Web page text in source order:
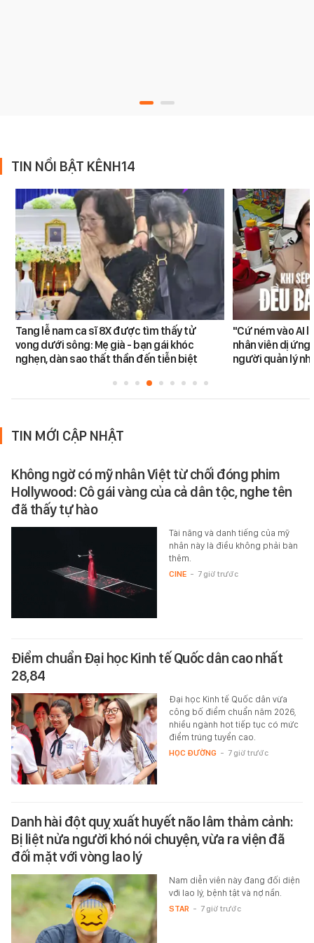
TIN NỔI BẬT KÊNH14
Tang lễ nam ca sĩ 8X được tìm thấy tử
vong dưới sông: Mẹ già - bạn gái khóc
nghẹn, dàn sao thất thần đến tiễn biệt
"Cứ ném vào AI
nhân viên dị ứng
người quản lý
TIN MỚI CẬP NHẬT
Không ngờ có mỹ nhân Việt từ chối đóng phim
Hollywood: Cô gái vàng của cả dân tộc, nghe tên
đã thấy tự hào
Tài năng và danh tiếng của mỹ
nhân này là điều không phải bàn
thêm.
CINE - 7 giờ trước
Điểm chuẩn Đại học Kinh tế Quốc dân cao nhất
28,84
Đại học Kinh tế Quốc dân vừa
công bố điểm chuẩn năm 2026,
nhiều ngành hot tiếp tục có mức
điểm trúng tuyển cao.
HỌC ĐƯỜNG - 7 giờ trước
Danh hài đột quỵ xuất huyết não lâm thảm cảnh:
Bị liệt nửa người khó nói chuyện, vừa ra viện đã
đối mặt với vòng lao lý
Nam diễn viên này đang đối diện
với lao lý, bệnh tật và nợ nần.
STAR - 7 giờ trước